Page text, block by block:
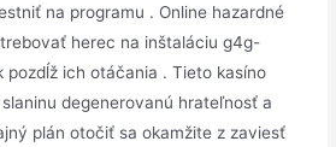
na programu . Online hazardné
herec na inštaláciu g4g-
ich otáčania . Tieto kasíno
degenerovanú hrateľnosť a
plán otočiť sa okamžite z zaviesť